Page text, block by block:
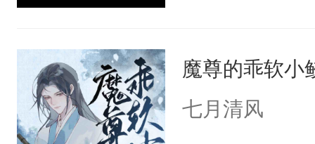
派魅力系统，
统：我要将
魔尊的乖软小
七月清风